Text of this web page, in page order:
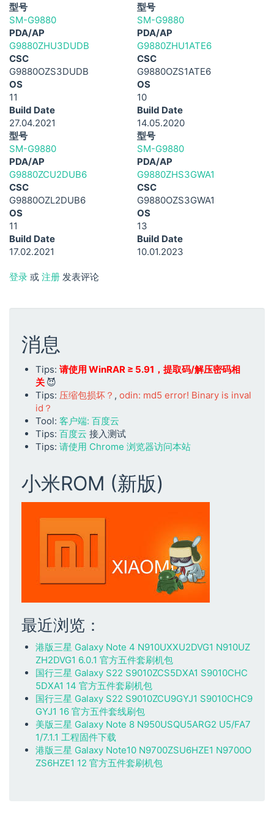
型号
SM-G9880
PDA/AP
G9880ZHU3DUDB
CSC
G9880OZS3DUDB
OS
11
Build Date
27.04.2021
型号
SM-G9880
PDA/AP
G9880ZHU1ATE6
CSC
G9880OZS1ATE6
OS
10
Build Date
14.05.2020
型号
SM-G9880
PDA/AP
G9880ZCU2DUB6
CSC
G9880OZL2DUB6
OS
11
Build Date
17.02.2021
型号
SM-G9880
PDA/AP
G9880ZHS3GWA1
CSC
G9880OZS3GWA1
OS
13
Build Date
10.01.2023
登录 或 注册 发表评论
消息
Tips: 请使用 WinRAR ≥ 5.91，提取码/解压密码相
关 😈
Tips: 压缩包损坏？ , odin: md5 error! Binary is inval
id？
Tool: 客户端: 百度云
Tips: 百度云 接入测试
Tips: 请使用 Chrome 浏览器访问本站
小米ROM (新版)
最近浏览：
港版三星 Galaxy Note 4 N910UXXU2DVG1 N910UZ
ZH2DVG1 6.0.1 官方五件套刷机包
国行三星 Galaxy S22 S9010ZCS5DXA1 S9010CHC
5DXA1 14 官方五件套刷机包
国行三星 Galaxy S22 S9010ZCU9GYJ1 S9010CHC9
GYJ1 16 官方五件套线刷包
美版三星 Galaxy Note 8 N950USQU5ARG2 U5/FA7
1/7.1.1 工程固件下载
港版三星 Galaxy Note10 N9700ZSU6HZE1 N9700O
ZS6HZE1 12 官方五件套刷机包